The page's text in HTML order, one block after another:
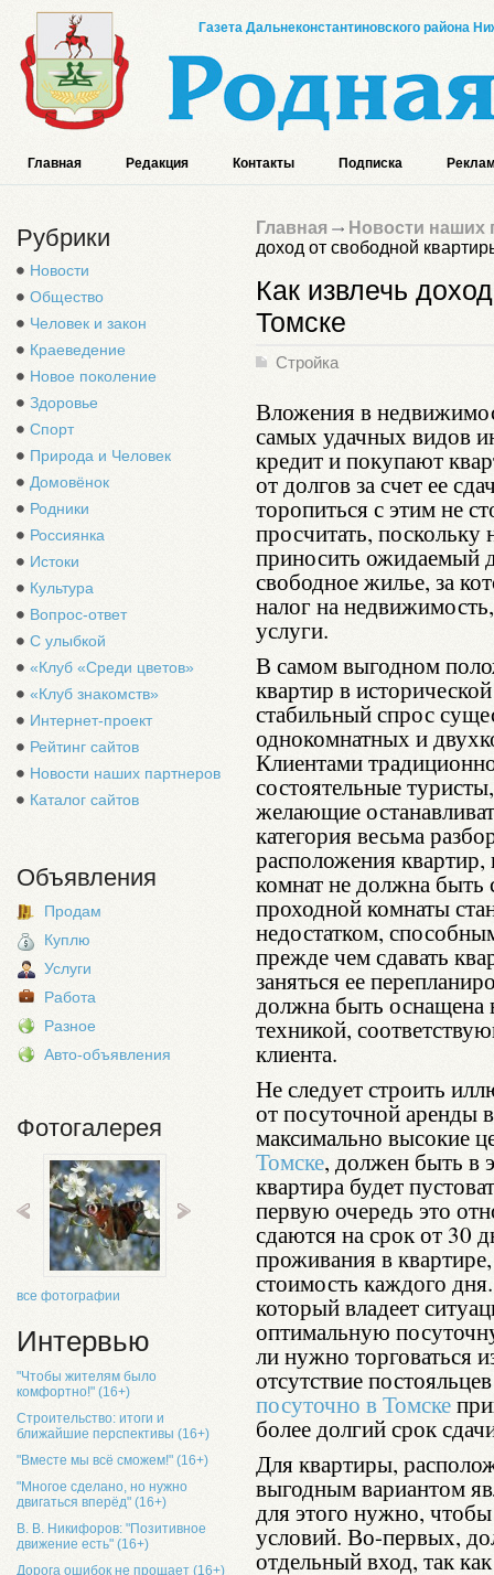
Газета Дальнеконстантиновского района
Главная Редакция Контакты Подписка
Рубрики
Новости
Общество
Человек и закон
Краеведение
Новое поколение
Здоровье
Спорт
Природа и Человек
Домовёнок
Родники
Россиянка
Истоки
Культура
Вопрос-ответ
С улыбкой
«Клуб «Среди цветов»
«Клуб знакомств»
Интернет-проект
Рейтинг сайтов
Новости наших партнеров
Каталог сайтов
Объявления
Продам
Куплю
Услуги
Работа
Разное
Авто-объявления
Фотогалерея
все фотографии
Интервью
"Чтобы жителям было
комфортно!" (16+)
Строительство: итоги и
ближайшие перспективы (16+)
"Вместе мы всё сможем!" (16+)
"Многое сделано, но нужно
двигаться вперёд" (16+)
В. В. Никифоров: "Позитивное
движение есть" (16+)
Дорога ошибок не прощает (16+)
Главная
Новости наших
доход от свободной
Как извлечь
Томске
Стройка
Вложения в
самых удачных видов
кредит и покупают
от долгов за счет ее
торопиться с этим не
просчитать, поскольку
приносить ожидаемый
свободное жилье, за
налог на
услуги.
В самом выгодном
квартир в
стабильный спрос
однокомнатных и
Клиентами
состоятельные
желающие
категория весьма
расположения
комнат не должна быть
проходной комнаты
недостатком,
прежде чем сдавать
заняться ее
должна быть оснащена
техникой,
клиента.
Не следует строить
от посуточной аренды
максимально высокие
Томске, должен быть в
квартира будет
первую очередь это
сдаются на срок от 30
проживания в
стоимость каждого
который владеет
оптимальную
ли нужно торговаться
отсутствие
посуточно в Томске
более долгий срок
Для квартиры,
выгодным вариантом
для этого нужно, чтобы
условий. Во-первых,
отдельный вход, так